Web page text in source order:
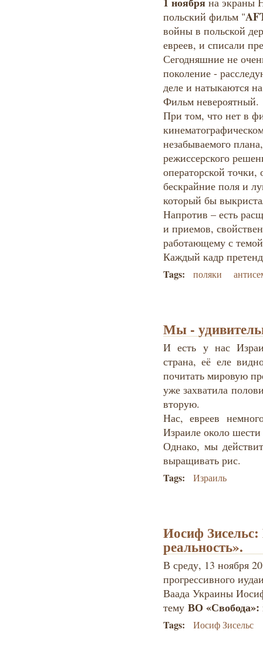
польский фильм "
войны в польской
евреев, и списали
Сегодняшние не
поколение -
деле и натыкаются
Фильм невероятный.
При том, что нет в
незабываемого
режиссерского
операторской точки,
бескрайние поля и
который бы
Напротив – есть
и приемов,
работающему с
Каждый кадр
Tags: поляки
Мы -
И есть у нас
страна, её еле
почитать мировую
уже захватила
вторую.
Нас, евреев
Израиле около
Однако, мы
выращивать рис.
Tags: Израиль
Иосиф
реальность».
В среду, 13 ноября
прогрессивного
Ваада Украины
тему ВО
Tags: Иосиф Зисельс